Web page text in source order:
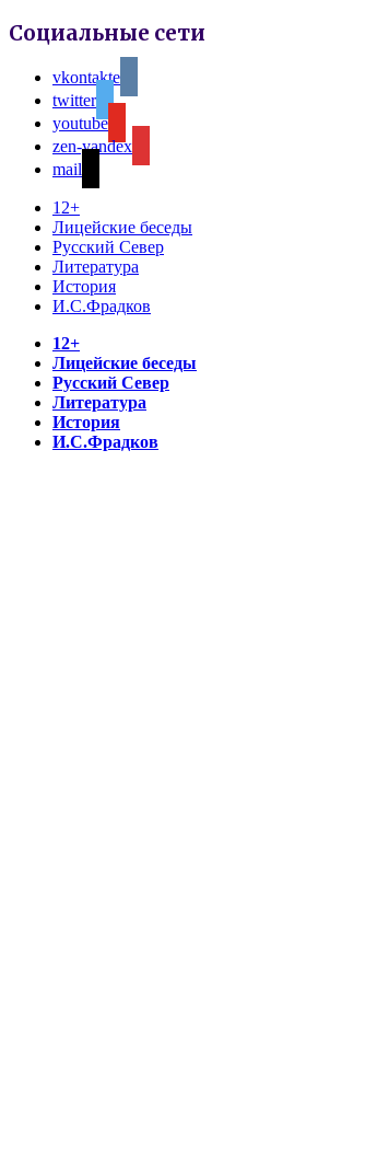
Социальные сети
vkontakte
twitter
youtube
zen-yandex
mail
12+
Лицейские беседы
Русский Север
Литература
История
И.С.Фрадков
12+
Лицейские беседы
Русский Север
Литература
История
И.С.Фрадков